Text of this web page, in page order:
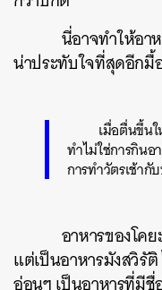
นี่อาจทำให้อาห
น่าประทับใจที่สุดอีกมื้
เมื่อตื่นขึ้น
ทำไม่ใช่การกินอ
การทำวัตรเช้ากั
อาหารของโค
แต่เป็นอาหารมังสวิรั